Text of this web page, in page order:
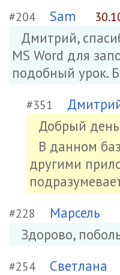
#204 Sam
Дмитрий,
MS Word для
подобный урок.
#351
Добрый
В данном
другими
#228 Марсель
Здорово,
#254 Светлана